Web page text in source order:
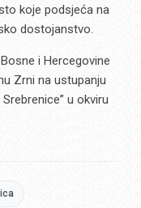
koje podsjeća na
dostojanstvo.
i Hercegovine
Zrni na ustupanju
u okviru